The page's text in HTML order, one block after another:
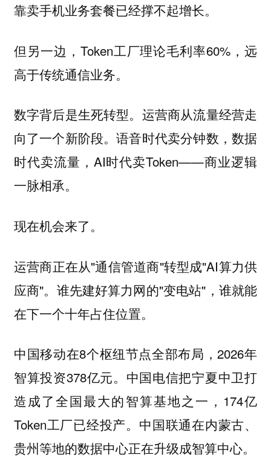
靠卖手机业务套餐已经撑不起增长。
但另一边，Token工厂理论毛利率60%，远
高于传统通信业务。
数字背后是生死转型。运营商从流量经营走
向了一个新阶段。语音时代卖分钟数，数据
时代卖流量，AI时代卖Token——商业逻辑
一脉相承。
现在机会来了。
运营商正在从"通信管道商"转型成"AI算力供
应商"。谁先建好算力网的"变电站"，谁就能
在下一个十年占住位置。
中国移动在8个枢纽节点全部布局，2026年
智算投资378亿元。中国电信把宁夏中卫打
造成了全国最大的智算基地之一，174亿
Token工厂已经投产。中国联通在内蒙古、
贵州等地的数据中心正在升级成智算中心。